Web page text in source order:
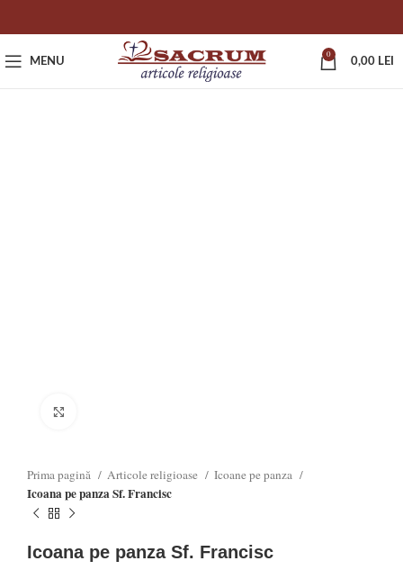
MENU
0
0,00 LEI
Prima pagină Articole religioase Icoane pe panza
Icoana pe panza Sf. Francisc
Icoana pe panza Sf. Francisc